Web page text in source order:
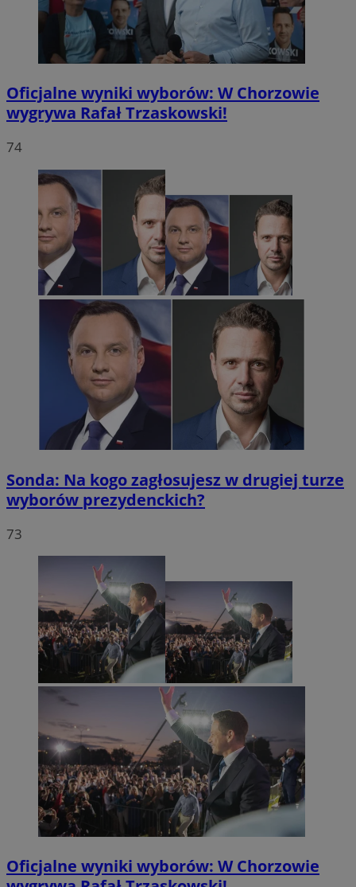
Oficjalne wyniki wyborów: W Chorzowie
wygrywa Rafał Trzaskowski!
74
Sonda: Na kogo zagłosujesz w drugiej turze
wyborów prezydenckich?
73
Oficjalne wyniki wyborów: W Chorzowie